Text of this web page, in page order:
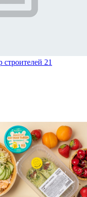
строителей 21